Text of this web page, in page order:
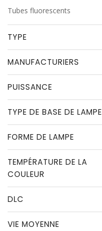
Tubes fluorescents
TYPE
MANUFACTURIERS
PUISSANCE
TYPE DE BASE DE LAMPE
FORME DE LAMPE
TEMPÉRATURE DE LA
COULEUR
DLC
VIE MOYENNE